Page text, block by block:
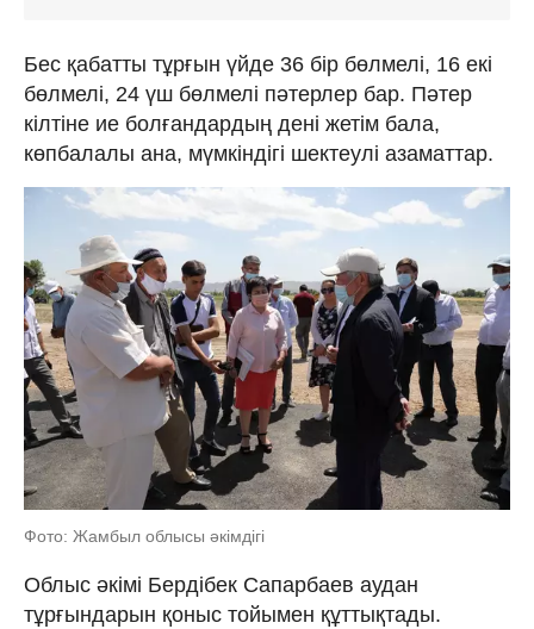
Бес қабатты тұрғын үйде 36 бір бөлмелі, 16 екі
бөлмелі, 24 үш бөлмелі пəтерлер бар. Пәтер
кілтіне ие болғандардың дені жетім бала,
көпбалалы ана, мүмкіндігі шектеулі азаматтар.
Фото: Жамбыл облысы әкімдігі
Облыс əкімі Бердібек Сапарбаев аудан
тұрғындарын қоныс тойымен құттықтады.